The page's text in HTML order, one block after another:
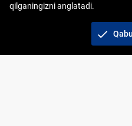
+998 71
qilganingizni anglatadi.
check